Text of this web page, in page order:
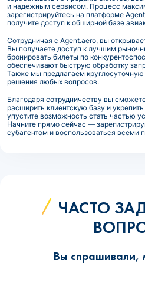
и надежным сервисом. Процесс
зарегистрируйтесь на платформе
получите доступ к обширной базе
Сотрудничая с Agent.aero, вы
Вы получаете доступ к лучшим
бронировать билеты по
обеспечивают быструю обработку
Также мы предлагаем
решения любых вопросов.
Благодаря сотрудничеству вы
расширить клиентскую базу и
упустите возможность стать частью
Начните прямо сейчас —
субагентом и воспользоваться
ЧАСТО
Вы спрашивали,